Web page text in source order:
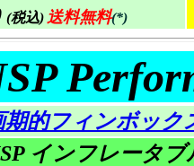
(税込)送料無料(*)
期的フィンボック
インフレータ